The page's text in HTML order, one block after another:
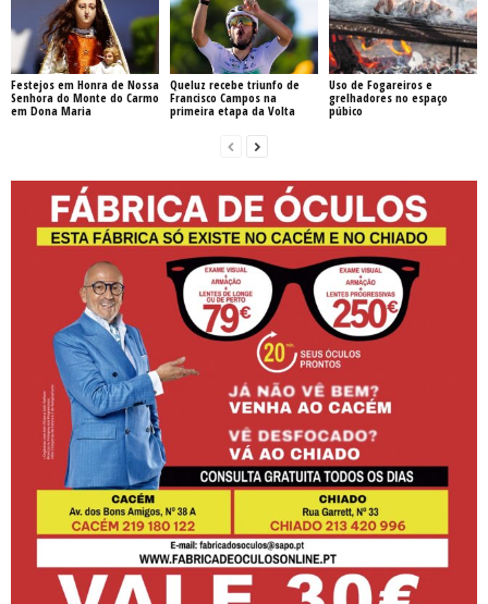
Festejos em Honra de Nossa
Senhora do Monte do Carmo
em Dona Maria
Queluz recebe triunfo de
Francisco Campos na
primeira etapa da Volta
Uso de Fogareiros e
grelhadores no espaço
púbico